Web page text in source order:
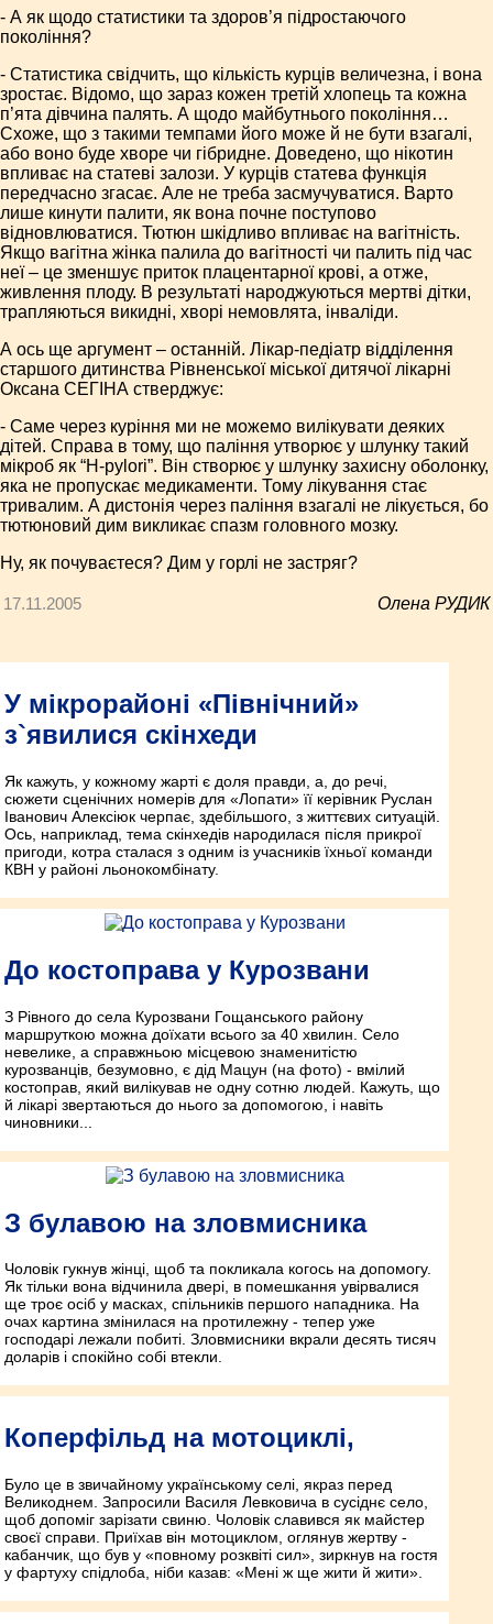
- А як щодо статистики та здоров’я підростаючого
покоління?
- Статистика свідчить, що кількість курців величезна, і вона
зростає. Відомо, що зараз кожен третій хлопець та кожна
п’ята дівчина палять. А щодо майбутнього покоління…
Схоже, що з такими темпами його може й не бути взагалі,
або воно буде хворе чи гібридне. Доведено, що нікотин
впливає на статеві залози. У курців статева функція
передчасно згасає. Але не треба засмучуватися. Варто
лише кинути палити, як вона почне поступово
відновлюватися. Тютюн шкідливо впливає на вагітність.
Якщо вагітна жінка палила до вагітності чи палить під час
неї – це зменшує приток плацентарної крові, а отже,
живлення плоду. В результаті народжуються мертві дітки,
трапляються викидні, хворі немовлята, інваліди.
А ось ще аргумент – останній. Лікар-педіатр відділення
старшого дитинства Рівненської міської дитячої лікарні
Оксана СЕГІНА стверджує:
- Саме через куріння ми не можемо вилікувати деяких
дітей. Справа в тому, що паління утворює у шлунку такий
мікроб як “H-pylori”. Він створює у шлунку захисну оболонку,
яка не пропускає медикаменти. Тому лікування стає
тривалим. А дистонія через паління взагалі не лікується, бо
тютюновий дим викликає спазм головного мозку.
Ну, як почуваєтеся? Дим у горлі не застряг?
17.11.2005 Олена РУДИК
У мікрорайоні «Північний»
з`явилися скінхеди
Як кажуть, у кожному жарті є доля правди, а, до речі,
сюжети сценічних номерів для «Лопати» її керівник Руслан
Іванович Алексіюк черпає, здебільшого, з життєвих ситуацій.
Ось, наприклад, тема скінхедів народилася після прикрої
пригоди, котра сталася з одним із учасників їхньої команди
КВН у районі льонокомбінату.
До костоправа у Курозвани
З Рівного до села Курозвани Гощанського району
маршруткою можна доїхати всього за 40 хвилин. Село
невелике, а справжньою місцевою знаменитістю
курозванців, безумовно, є дід Мацун (на фото) - вмілий
костоправ, який вилікував не одну сотню людей. Кажуть, що
й лікарі звертаються до нього за допомогою, і навіть
чиновники...
З булавою на зловмисника
Чоловік гукнув жінці, щоб та покликала когось на допомогу.
Як тільки вона відчинила двері, в помешкання увірвалися
ще троє осіб у масках, спільників першого нападника. На
очах картина змінилася на протилежну - тепер уже
господарі лежали побиті. Зловмисники вкрали десять тисяч
доларів і спокійно собі втекли.
Коперфільд на мотоциклі,
Було це в звичайному українському селі, якраз перед
Великоднем. Запросили Василя Левковича в сусіднє село,
щоб допоміг зарізати свиню. Чоловік славився як майстер
своєї справи. Приїхав він мотоциклом, оглянув жертву -
кабанчик, що був у «повному розквіті сил», зиркнув на гостя
у фартуху спідлоба, ніби казав: «Мені ж ще жити й жити».